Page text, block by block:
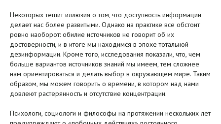
Некоторых тешит иллюзия о том, что доступность информации
делает нас более развитыми. Однако на практике все обстоит
ровно наоборот: обилие источников не говорит об их
достоверности, и в итоге мы находимся в эпохе тотальной
дезинформации. Кроме того, исследования показали, что, чем
больше вариантов источников знаний мы имеем, тем сложнее
нам ориентироваться и делать выбор в окружающем мире. Таким
образом, мы можем говорить о времени, в котором над нами
довлеют растерянность и отсутствие концентрации.
Психологи, социологи и философы на протяжении нескольких лет